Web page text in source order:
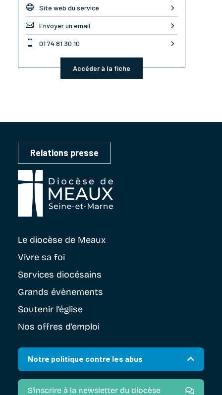
 Site web du service
 Envoyer un email
 01 74 81 30 10
Accéder à la fiche
Relations presse
Le diocèse de Meaux
Vivre sa foi
Services diocésains
Grands évènements
Soutenir l’église
Nos offres d’emploi
Notre politique contre les abus
S'inscrire à la newsletter du diocèse